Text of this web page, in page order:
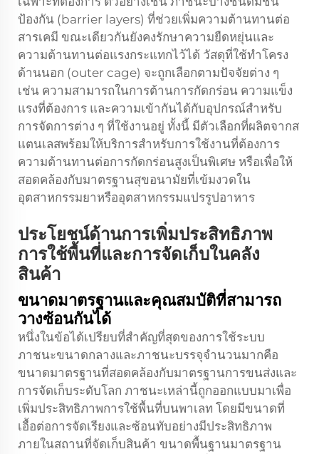
ป้องกัน (barrier layers) ที่ช่วยเพิ่มความต้านทานต่อ
สารเคมี ขณะเดียวกันยังคงรักษาความยืดหยุ่นและ
ความต้านทานต่อแรงกระแทกไว้ได้ วัสดุที่ใช้ทำโครง
ด้านนอก (outer cage) จะถูกเลือกตามปัจจัยต่าง ๆ
เช่น ความสามารถในการต้านการกัดกร่อน ความแข็ง
แรงที่ต้องการ และความเข้ากันได้กับอุปกรณ์สำหรับ
การจัดการต่าง ๆ ที่ใช้งานอยู่ ทั้งนี้ มีตัวเลือกที่ผลิตจากส
แตนเลสพร้อมให้บริการสำหรับการใช้งานที่ต้องการ
ความต้านทานต่อการกัดกร่อนสูงเป็นพิเศษ หรือเพื่อให้
สอดคล้องกับมาตรฐานสุขอนามัยที่เข้มงวดใน
อุตสาหกรรมยาหรืออุตสาหกรรมแปรรูปอาหาร
ประโยชน์ด้านการเพิ่มประสิทธิภาพ
การใช้พื้นที่และการจัดเก็บในคลัง
สินค้า
ขนาดมาตรฐานและคุณสมบัติที่สามารถ
วางซ้อนกันได้
หนึ่งในข้อได้เปรียบที่สำคัญที่สุดของการใช้ระบบ
ภาชนะขนาดกลางและภาชนะบรรจุจำนวนมากคือ
ขนาดมาตรฐานที่สอดคล้องกับมาตรฐานการขนส่งและ
การจัดเก็บระดับโลก ภาชนะเหล่านี้ถูกออกแบบมาเพื่อ
เพิ่มประสิทธิภาพการใช้พื้นที่บนพาเลท โดยมีขนาดที่
เอื้อต่อการจัดเรียงและซ้อนทับอย่างมีประสิทธิภาพ
ภายในสถานที่จัดเก็บสินค้า ขนาดพื้นฐานมาตรฐาน